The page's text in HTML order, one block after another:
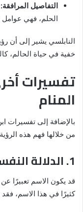
التفاصيل المرافقة:
الحلم، فهي
النابلسي يشير إلى أن
خفية في حياة الحالم،
تفسيرات
المنام
بالإضافة إلى تفسيرات
من خلالها فهم هذه
1. الدلالة النفسية
قد يكون الاسم تعبيرًا
كثيرًا في هذا الاسم،